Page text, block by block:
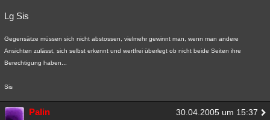
Lg Sis
Gegensätze müssen sich nicht abstossen, vielmehr gewinnt man, wenn man andere
Ansichten zulässt, sich selbst erkennt und wertfrei überlegt ob nicht beide Seiten ihre
Berechtigung haben...
Sis
Palin 30.04.2005 um 15:37